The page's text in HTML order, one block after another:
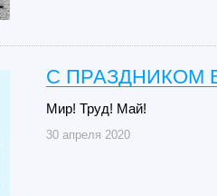
С ПРАЗДНИКОМ
Мир! Труд! Май!
30 апреля 2020